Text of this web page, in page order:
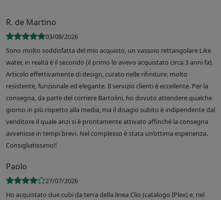
R. de Martino
03/08/2026
Sono molto soddisfatta del mio acquisto, un vassoio rettangolare Like
water, in realtà è il secondo (il primo lo avevo acquistato circa 3 anni fa).
Articolo effettivamente di design, curato nelle rifiniture, molto
resistente, funzionale ed elegante. Il servizio clienti è eccellente. Per la
consegna, da parte del corriere Bartolini, ho dovuto attendere qualche
giorno in più rispetto alla media, ma il disagio subito è indipendente dal
venditore il quale anzi si è prontamente attivato affinché la consegna
avvenisse in tempi brevi. Nel complesso è stata un’ottima esperienza.
Consigliatissimo!!
Paolo
27/07/2026
Ho acquistato due cubi da terra della linea Clio (catalogo IPlex) e, nel